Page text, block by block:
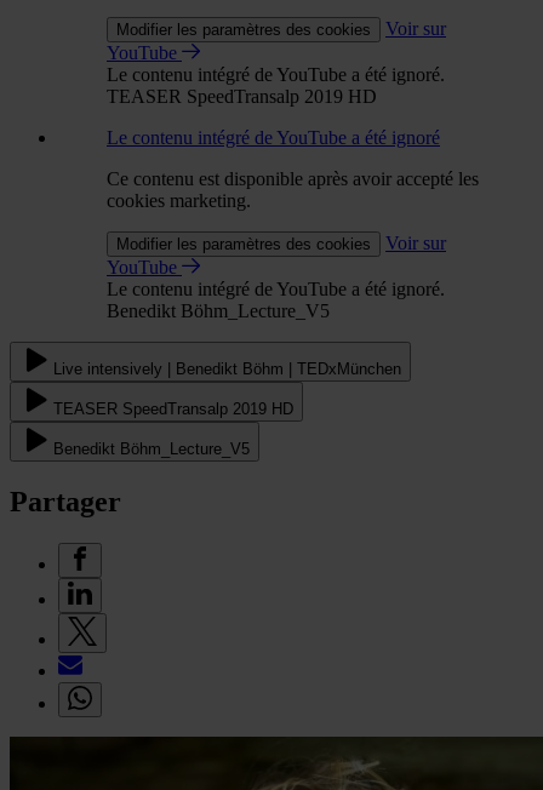
Modifier les paramètres des cookies
Voir sur
YouTube
Le contenu intégré de YouTube a été ignoré.
TEASER SpeedTransalp 2019 HD
Le contenu intégré de YouTube a été ignoré
Ce contenu est disponible après avoir accepté les
cookies marketing.
Modifier les paramètres des cookies
Voir sur
YouTube
Le contenu intégré de YouTube a été ignoré.
Benedikt Böhm_Lecture_V5
Live intensively | Benedikt Böhm | TEDxMünchen
TEASER SpeedTransalp 2019 HD
Benedikt Böhm_Lecture_V5
Partager